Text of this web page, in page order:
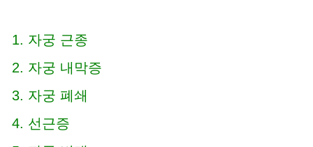
자궁 근종
자궁 내막증
자궁 폐쇄
선근증